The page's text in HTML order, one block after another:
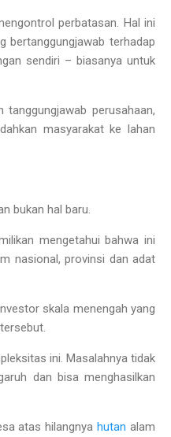
perbatasan. Hal ini
bertanggungjawab terhadap
sendiri – biasanya untuk
perusahaan,
masyarakat ke lahan
bukan hal baru.
mengetahui bahwa ini
nasional, provinsi dan adat
skala menengah yang
ini. Masalahnya tidak
dan bisa menghasilkan
atas hilangnyahutan alam